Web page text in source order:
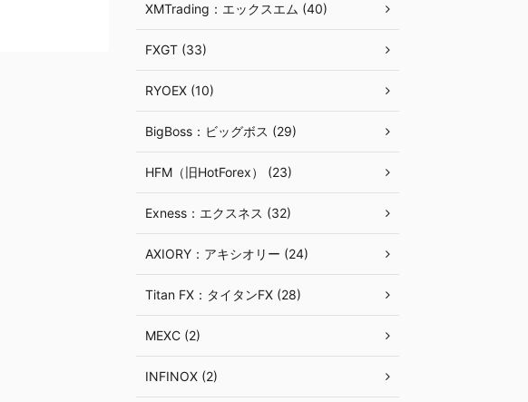
XMTrading：エックスエム (40)
FXGT (33)
RYOEX (10)
BigBoss：ビッグボス (29)
HFM（旧HotForex） (23)
Exness：エクスネス (32)
AXIORY：アキシオリー (24)
Titan FX：タイタンFX (28)
MEXC (2)
INFINOX (2)